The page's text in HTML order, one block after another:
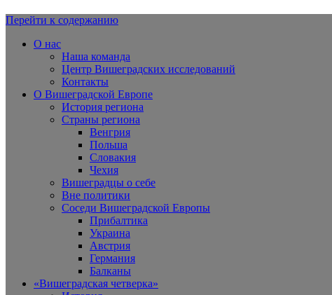
Вишеградская Европа
Перейти к содержанию
О нас
Наша команда
Центр Вишеградских исследований
Контакты
О Вишеградской Европе
История региона
Страны региона
Венгрия
Польша
Словакия
Чехия
Вишеградцы о себе
Вне политики
Соседи Вишеградской Европы
Прибалтика
Украина
Австрия
Германия
Балканы
«Вишеградская четверка»